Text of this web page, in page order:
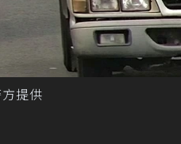
提供